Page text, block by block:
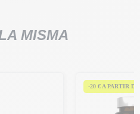
MISMA
-20 € A PARTIR